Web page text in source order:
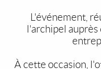
L'événement,
l'archipel
À cette occasion,